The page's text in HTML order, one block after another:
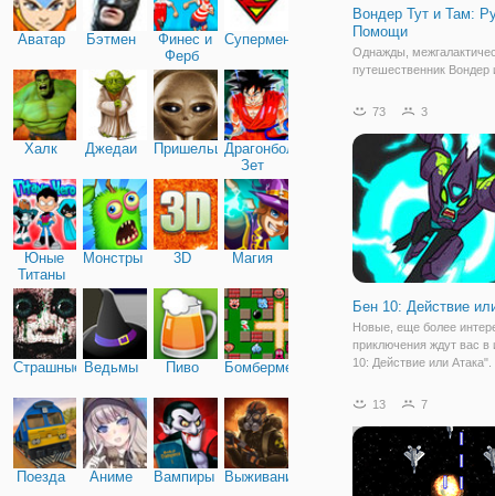
Аватар Бэтмен
Финес и
Ферб
Супермен
Халк Джедаи ПришельцыДрагонболл
Зет
Юные
Титаны
Монстры 3D Магия
Страшные Ведьмы Пиво Бомбермен
Поезда Аниме Вампиры Выживание
Вондер Тут и Там:
Помощи
Однажды,
путешественник Вондер
на неизведанной
помощи. А в какой
узнаете в бесплатной
Тут и Там:
73 3
Бен 10: Действие
Новые, еще более
приключения ждут вас в
10: Действие или
одного из иноземных
перевоплощаться. По
сюжету, вы
13 7